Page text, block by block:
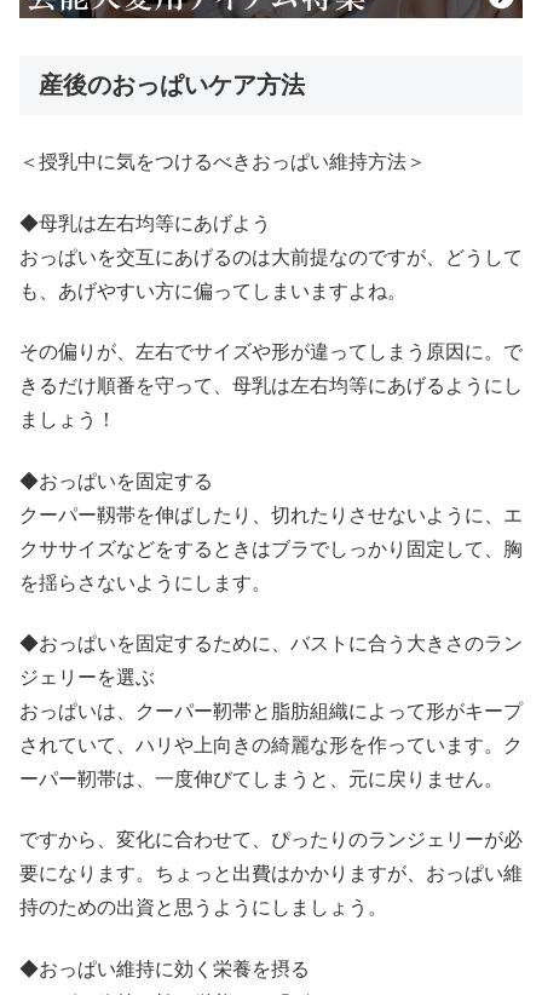
産後のおっぱいケア方法
＜授乳中に気をつけるべきおっぱい維持方法＞
◆母乳は左右均等にあげよう
おっぱいを交互にあげるのは大前提なのですが、どうして
も、あげやすい方に偏ってしまいますよね。
その偏りが、左右でサイズや形が違ってしまう原因に。で
きるだけ順番を守って、母乳は左右均等にあげるようにし
ましょう！
◆おっぱいを固定する
クーパー靱帯を伸ばしたり、切れたりさせないように、エ
クササイズなどをするときはブラでしっかり固定して、胸
を揺らさないようにします。
◆おっぱいを固定するために、バストに合う大きさのラン
ジェリーを選ぶ
おっぱいは、クーパー靭帯と脂肪組織によって形がキープ
されていて、ハリや上向きの綺麗な形を作っています。ク
ーパー靭帯は、一度伸びてしまうと、元に戻りません。
ですから、変化に合わせて、ぴったりのランジェリーが必
要になります。ちょっと出費はかかりますが、おっぱい維
持のための出資と思うようにしましょう。
◆おっぱい維持に効く栄養を摂る